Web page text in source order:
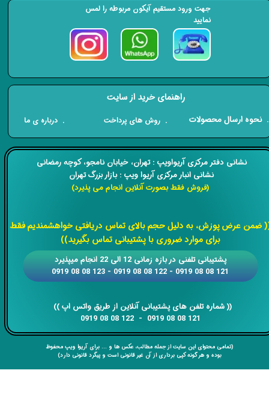
​​نشانی دفتر مرکزی آریواویپ : تهران، خیابان نامجو،کوچه رمضانی
نشانی انبار مرکزی آریوا ویپ : بازار بزرگ تهران
(فروش فقط بصورت آنلاین انجام می پذیرد)
ضمن عرض پوزش، به دلیل حجم بالای تماس دریافتی خواهشمندیم فقط
برای موارد ضروری با پشتیبانی تماس بگیرید))
​​​​​​​​​​​​​​(( ​​​​​​​شماره تلفن های پشتیبانی آنلاین از طریق واتس اپ ))
​​​​​​​121 08 08 0919 - 122 08 08 0919
​​پشتیبانی تلفنی در بازه زمانی 12 الی 22 انجام میپذیرد
121 08 08 0919 - 122 08 08 0919 - 123 08 08 0919
(تمامی محتوای این سایت از جمله مطالب، عکس ها و ... برای آریوا ویپ محفوظ
بوده و هر گونه کپی برداری از آن غیر قانونی است و پیگرد قانونی دارد)
راهنمای خرید از سایت
​. نحوه ارسال محصولات . روش های پرداخت . درباره ی ما
جهت ورود مستقیم آیکون مربوطه را لمس
نمایید